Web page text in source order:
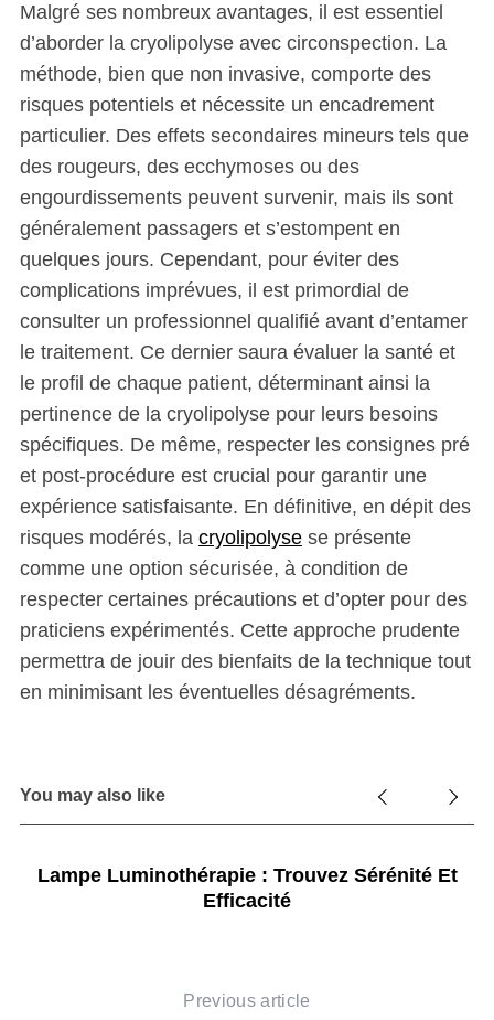
Malgré ses nombreux avantages, il est essentiel
d’aborder la cryolipolyse avec circonspection. La
méthode, bien que non invasive, comporte des
risques potentiels et nécessite un encadrement
particulier. Des effets secondaires mineurs tels que
des rougeurs, des ecchymoses ou des
engourdissements peuvent survenir, mais ils sont
généralement passagers et s’estompent en
quelques jours. Cependant, pour éviter des
complications imprévues, il est primordial de
consulter un professionnel qualifié avant d’entamer
le traitement. Ce dernier saura évaluer la santé et
le profil de chaque patient, déterminant ainsi la
pertinence de la cryolipolyse pour leurs besoins
spécifiques. De même, respecter les consignes pré
et post-procédure est crucial pour garantir une
expérience satisfaisante. En définitive, en dépit des
risques modérés, la cryolipolysese présente
comme une option sécurisée, à condition de
respecter certaines précautions et d’opter pour des
praticiens expérimentés. Cette approche prudente
permettra de jouir des bienfaits de la technique tout
en minimisant les éventuelles désagréments.
You may also like
Lampe Luminothérapie : Trouvez Sérénité Et
Efficacité
Previous article